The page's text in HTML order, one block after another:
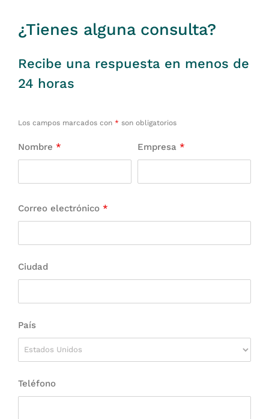
¿Tienes alguna consulta?
Recibe una respuesta en menos de
24 horas
Los campos marcados con * son obligatorios
Nombre * Empresa *
Correo electrónico *
Ciudad
País
Teléfono